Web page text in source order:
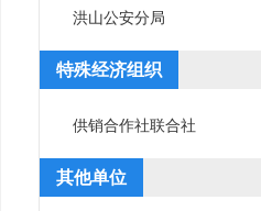
洪山公安分局
特殊经济组织
供销合作社联合社
其他单位